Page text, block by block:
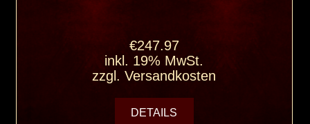
€247.97
inkl. 19% MwSt.
zzgl.Versandkosten
DETAILS